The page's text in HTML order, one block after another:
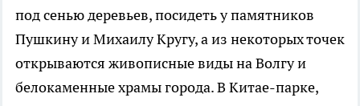
под сенью деревьев, посидеть у памятников
Пушкину и Михаилу Кругу, а из некоторых точек
открываются живописные виды на Волгу и
белокаменные храмы города. В Китае-парке,